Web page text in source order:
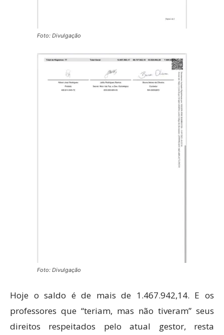
Foto: Divulgação
Foto: Divulgação
Hoje o saldo é de mais de 1.467.942,14. E os
professores que “teriam, mas não tiveram” seus
direitos respeitados pelo atual gestor, resta